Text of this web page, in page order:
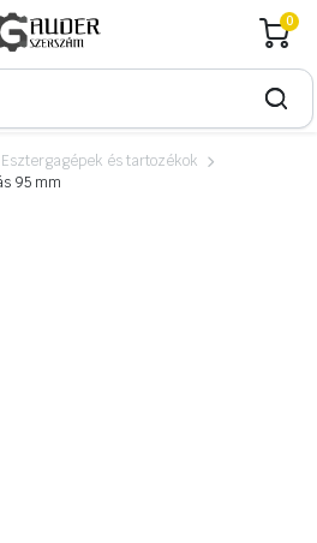
0
Esztergagépek és tartozékok
95 mm